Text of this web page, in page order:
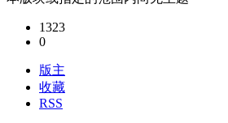
1323
0
版主
收藏
RSS